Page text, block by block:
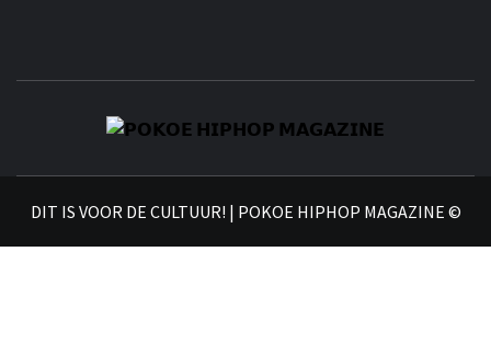
DIT IS VOOR DE CULTUUR! | POKOE HIPHOP MAGAZINE ©